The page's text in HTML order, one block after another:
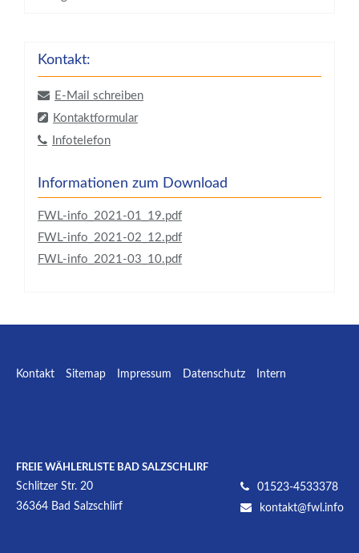
Kontakt:
E-Mail schreiben
Kontaktformular
Infotelefon
Informationen zum Download
FWL-info_2021-01_19.pdf
FWL-info_2021-02_12.pdf
FWL-info_2021-03_10.pdf
Kontakt Sitemap Impressum Datenschutz Intern
FREIE WÄHLERLISTE BAD SALZSCHLIRF
Schlitzer Str. 20
36364 Bad Salzschlirf
01523-4533378
kontakt@fwl.info